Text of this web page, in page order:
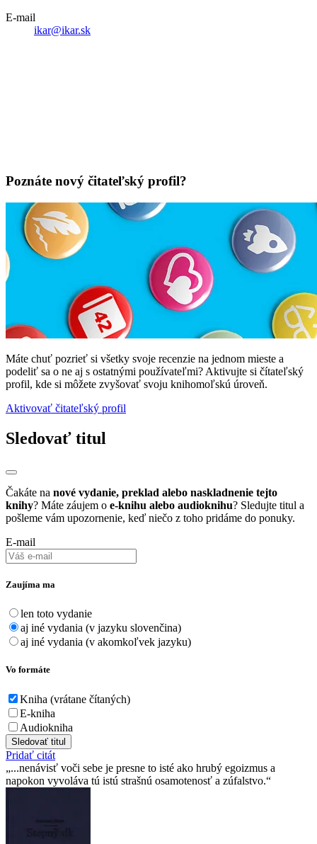
E-mail
ikar@ikar.sk
Poznáte nový čitateľský profil?
Máte chuť pozrieť si všetky svoje recenzie na jednom mieste a
podeliť sa o ne aj s ostatnými používateľmi? Aktivujte si čítateľský
profil, kde si môžete zvyšovať svoju knihomoľskú úroveň.
Aktivovať čitateľský profil
Sledovať titul
Čakáte na nové vydanie, preklad alebo naskladnenie tejto
knihy? Máte záujem o e-knihu alebo audioknihu? Sledujte titul a
pošleme vám upozornenie, keď niečo z toho pridáme do ponuky.
E-mail
Zaujíma ma
len toto vydanie
aj iné vydania (v jazyku slovenčina)
aj iné vydania (v akomkoľvek jazyku)
Vo formáte
Kniha (vrátane čítaných)
E-kniha
Audiokniha
Sledovať titul
Pridať citát
...nenávisť voči sebe je presne to isté ako hrubý egoizmus a
napokon vyvoláva tú istú strašnú osamotenosť a zúfalstvo.